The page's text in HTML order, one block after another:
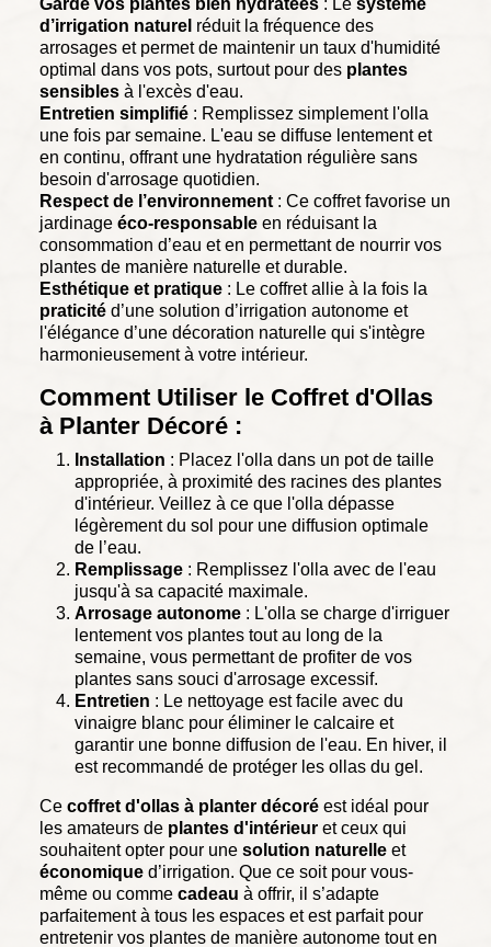
Garde vos plantes bien hydratées : Le système
d’irrigation naturel réduit la fréquence des
arrosages et permet de maintenir un taux d'humidité
optimal dans vos pots, surtout pour des plantes
sensibles à l'excès d'eau.
Entretien simplifié : Remplissez simplement l'olla
une fois par semaine. L'eau se diffuse lentement et
en continu, offrant une hydratation régulière sans
besoin d'arrosage quotidien.
Respect de l’environnement : Ce coffret favorise un
jardinage éco-responsable en réduisant la
consommation d’eau et en permettant de nourrir vos
plantes de manière naturelle et durable.
Esthétique et pratique : Le coffret allie à la fois la
praticité d’une solution d’irrigation autonome et
l'élégance d’une décoration naturelle qui s'intègre
harmonieusement à votre intérieur.
Comment Utiliser le Coffret d'Ollas
à Planter Décoré :
Installation : Placez l'olla dans un pot de taille
appropriée, à proximité des racines des plantes
d'intérieur. Veillez à ce que l'olla dépasse
légèrement du sol pour une diffusion optimale
de l’eau.
Remplissage : Remplissez l'olla avec de l'eau
jusqu'à sa capacité maximale.
Arrosage autonome : L'olla se charge d'irriguer
lentement vos plantes tout au long de la
semaine, vous permettant de profiter de vos
plantes sans souci d'arrosage excessif.
Entretien : Le nettoyage est facile avec du
vinaigre blanc pour éliminer le calcaire et
garantir une bonne diffusion de l'eau. En hiver, il
est recommandé de protéger les ollas du gel.
Ce coffret d'ollas à planter décoré est idéal pour
les amateurs de plantes d'intérieur et ceux qui
souhaitent opter pour une solution naturelle et
économique d’irrigation. Que ce soit pour vous-
même ou comme cadeau à offrir, il s’adapte
parfaitement à tous les espaces et est parfait pour
entretenir vos plantes de manière autonome tout en